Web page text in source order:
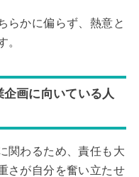
らかに偏らず、熱意と
。
画に向いている人
関わるため、責任も大
さが自分を奮い立たせ